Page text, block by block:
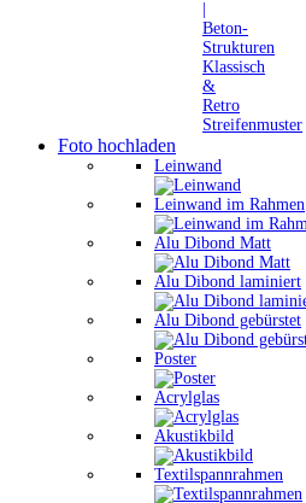
Beton-
Strukturen
Klassisch
&
Retro
Streifenmuster
Foto hochladen
Leinwand
Leinwand im Rahmen
Alu Dibond Matt
Alu Dibond laminiert
Alu Dibond gebürstet
Poster
Acrylglas
Akustikbild
Textilspannrahmen